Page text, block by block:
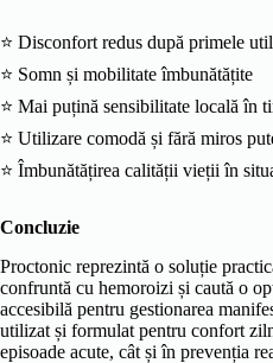
⭐ Disconfort redus după primele
⭐ Somn și mobilitate îmbunătățite
⭐ Mai puțină sensibilitate locală în
⭐ Utilizare comodă și fără miros
⭐ Îmbunătățirea calității vieții în
Concluzie
Proctonic reprezintă o soluție
confruntă cu hemoroizi și caută o
accesibilă pentru gestionarea
utilizat și formulat pentru confort
episoade acute, cât și în prevenția